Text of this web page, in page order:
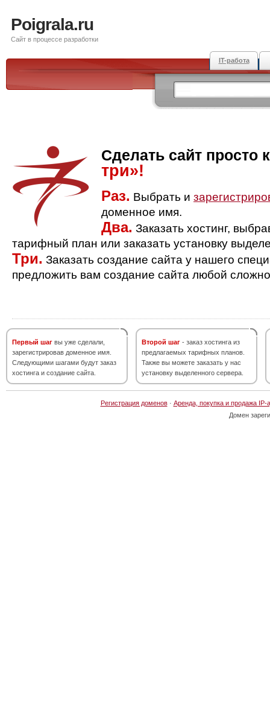
Poigrala.ru
Сайт в процессе разработки
IT-работа
Сделать сайт просто
три»!
Раз. Выбрать и
доменное имя.
Два. Заказать хостинг,
тарифный план или заказать установку
Три. Заказать создание сайта у нашего
предложить вам создание сайта любой
Первый шаг вы уже сделали,
зарегистрировав доменное имя.
Следующими шагами будут заказ
хостинга и создание сайта.
Второй шаг - заказ хостинга из
предлагаемых тарифных планов.
Также вы можете заказать у нас
установку выделенного сервера.
Регистрация доменов· Аренда, покупка и продажа IP-
Домен